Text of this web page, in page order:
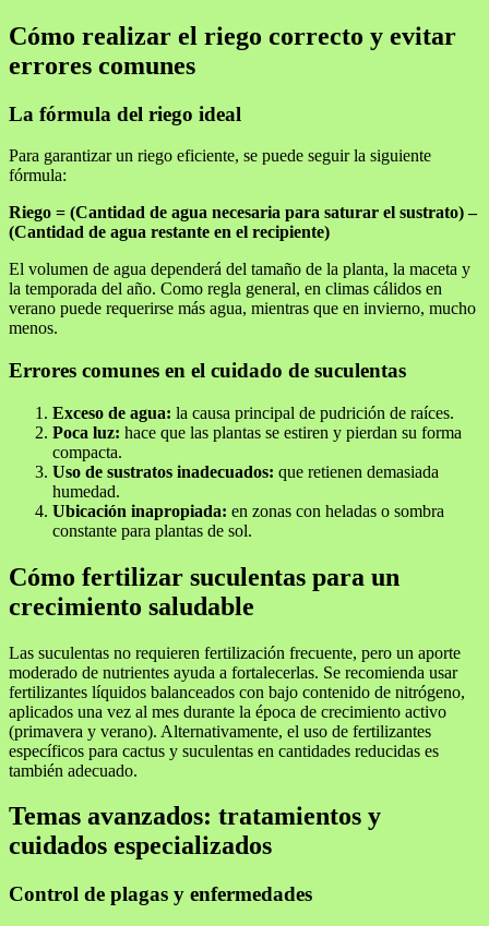
Cómo realizar el riego correcto y evitar
errores comunes
La fórmula del riego ideal
Para garantizar un riego eficiente, se puede seguir la siguiente
fórmula:
Riego = (Cantidad de agua necesaria para saturar el sustrato) –
(Cantidad de agua restante en el recipiente)
El volumen de agua dependerá del tamaño de la planta, la maceta y
la temporada del año. Como regla general, en climas cálidos en
verano puede requerirse más agua, mientras que en invierno, mucho
menos.
Errores comunes en el cuidado de suculentas
Exceso de agua: la causa principal de pudrición de raíces.
Poca luz: hace que las plantas se estiren y pierdan su forma
compacta.
Uso de sustratos inadecuados: que retienen demasiada
humedad.
Ubicación inapropiada: en zonas con heladas o sombra
constante para plantas de sol.
Cómo fertilizar suculentas para un
crecimiento saludable
Las suculentas no requieren fertilización frecuente, pero un aporte
moderado de nutrientes ayuda a fortalecerlas. Se recomienda usar
fertilizantes líquidos balanceados con bajo contenido de nitrógeno,
aplicados una vez al mes durante la época de crecimiento activo
(primavera y verano). Alternativamente, el uso de fertilizantes
específicos para cactus y suculentas en cantidades reducidas es
también adecuado.
Temas avanzados: tratamientos y
cuidados especializados
Control de plagas y enfermedades